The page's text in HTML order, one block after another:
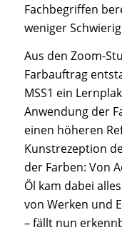
Fachbegriffen
weniger
Aus den Zoom-
Farbauftrag
MSS1 ein
Anwendung der
einen höheren
Kunstrezeption
der Farben: Von
Öl kam dabei
von Werken und
– fällt nun